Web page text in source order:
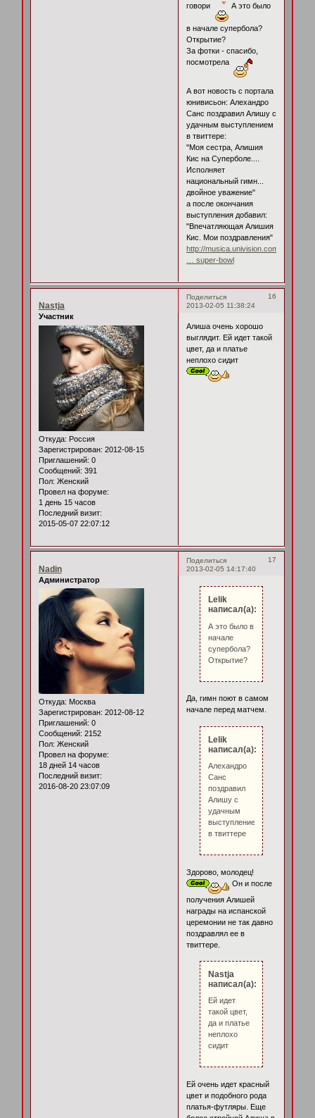
говори
А это было
в начале супербола?
Открытие?
За фотки - спасибо,
посмотрела
А вот новость с портала
юнивисьон: Алехандро
Санс поздравил Алишу с
удачным выступлением
в твиттере:
"Моя сестра, Алишия
Кис на Суперболе....
Исполняет
национальный гимн...
двойное уважение"
а после окончания
выступления добавил:
"Впечатляющая Алишия
Кис. Мои поздравления"
http://musica.univision.com/noticias/ar
… super-bowl
Поделиться
16
2013-02-05 11:38:24
Nastja
Участник
Откуда: Россия
Зарегистрирован: 2012-08-15
Приглашений: 0
Сообщений: 391
Пол: Женский
Провел на форуме:
1 день 15 часов
Последний визит:
2015-05-07 22:07:12
Алиша очень хорошо
выглядит. Ей идет такой
цвет, да и платье
неплохо сидит
Поделиться
17
2013-02-05 14:17:40
Nadin
Администратор
Откуда: Москва
Зарегистрирован: 2012-08-12
Приглашений: 0
Сообщений: 2152
Пол: Женский
Провел на форуме:
18 дней 14 часов
Последний визит:
2016-08-20 23:07:09
Lelik
написал(а):
А это было в
начале
супербола?
Открытие?
Да, гимн поют в самом
начале перед матчем.
Lelik
написал(а):
Алехандро
Санс
поздравил
Алишу с
удачным
выступлением
в твиттере
Здорово, молодец!
Он и после
получения Алишей
награды на испанской
церемонии не так давно
поздравлял ее в
твиттере.
Nastja
написал(а):
Ей идет
такой цвет,
да и платье
неплохо
сидит
Ей очень идет красный
цвет и подобного рода
платья-футляры. Еще